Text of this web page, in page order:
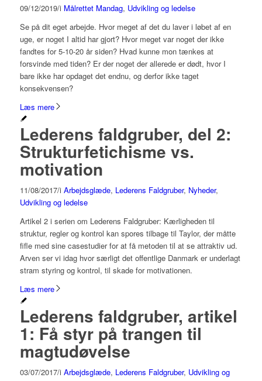
09/12/2019/i Målrettet Mandag, Udvikling og ledelse
Se på dit eget arbejde. Hvor meget af det du laver i løbet af en
uge, er noget I altid har gjort? Hvor meget var noget der ikke
fandtes for 5-10-20 år siden? Hvad kunne mon tænkes at
forsvinde med tiden? Er der noget der allerede er dødt, hvor I
bare ikke har opdaget det endnu, og derfor ikke taget
konsekvensen?
Læs mere
Lederens faldgruber, del 2:
Strukturfetichisme vs.
motivation
11/08/2017/i Arbejdsglæde, Lederens Faldgruber, Nyheder,
Udvikling og ledelse
Artikel 2 i serien om Lederens Faldgruber: Kærligheden til
struktur, regler og kontrol kan spores tilbage til Taylor, der måtte
fifle med sine casestudier for at få metoden til at se attraktiv ud.
Arven ser vi idag hvor særligt det offentlige Danmark er underlagt
stram styring og kontrol, til skade for motivationen.
Læs mere
Lederens faldgruber, artikel
1: Få styr på trangen til
magtudøvelse
03/07/2017/i Arbejdsglæde, Lederens Faldgruber, Udvikling og